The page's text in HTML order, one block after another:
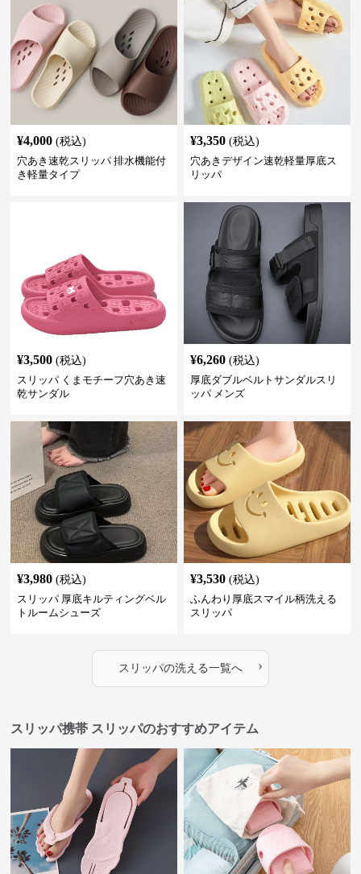
¥4,000 (税込)
穴あき速乾スリッパ 排水機能付
き軽量タイプ
¥3,350 (税込)
穴あきデザイン速乾軽量厚底ス
リッパ
¥3,500 (税込)
スリッパ くまモチーフ穴あき速
乾サンダル
¥6,260 (税込)
厚底ダブルベルトサンダルスリ
ッパ メンズ
¥3,980 (税込)
スリッパ 厚底キルティングベル
トルームシューズ
¥3,530 (税込)
ふんわり厚底スマイル柄洗える
スリッパ
スリッパの洗える一覧へ ›
スリッパ携帯 スリッパのおすすめアイテム